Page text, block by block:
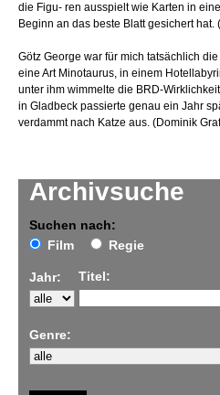
Archivsuche
Suchen nach:
Film
Regie
Jahr: Titel:
Genre:
die Figu- ren ausspielt wie Karten in
Beginn an das beste Blatt gesichert hat.
Götz George war für mich tatsächlich
eine Art Minotaurus, in einem
unter ihm wimmelte die BRD-
in Gladbeck passierte genau ein Jahr
verdammt nach Katze aus. (Dominik